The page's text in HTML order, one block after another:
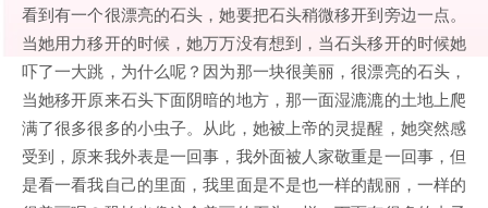
看到有一个很漂亮的石头，她要把石头稍微移开到旁边一点。
当她用力移开的时候，她万万没有想到，当石头移开的时候她
吓了一大跳，为什么呢？因为那一块很美丽，很漂亮的石头，
当她移开原来石头下面阴暗的地方，那一面湿漉漉的土地上爬
满了很多很多的小虫子。从此，她被上帝的灵提醒，她突然感
受到，原来我外表是一回事，我外面被人家敬重是一回事，但
是看一看我自己的里面，我里面是不是也一样的靓丽，一样的